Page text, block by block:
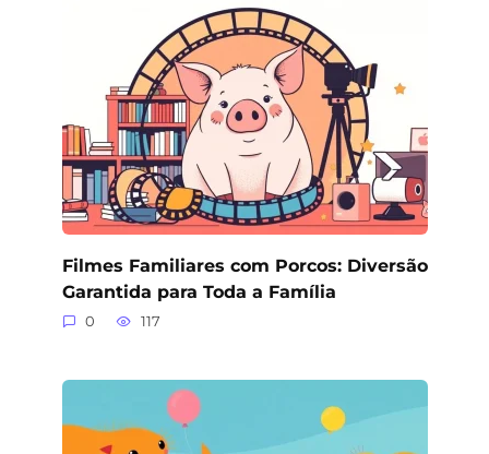
Filmes Familiares com Porcos: Diversão
Garantida para Toda a Família
0 117